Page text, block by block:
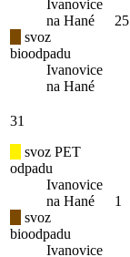
Ivanovice
na Hané
svoz
bioodpadu
Ivanovice
na Hané
25
31
svoz PET
odpadu
Ivanovice
na Hané
svoz
bioodpadu
Ivanovice
1